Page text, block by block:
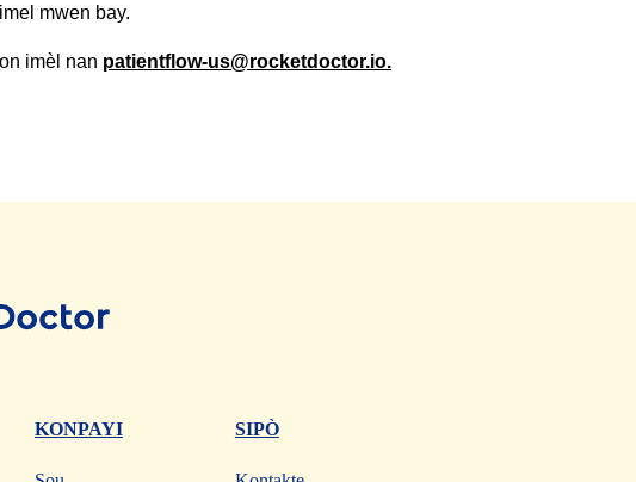
mwen bay.
imèl nan patientflow-us@rocketdoctor.io.
KONPAYI SIPÒ